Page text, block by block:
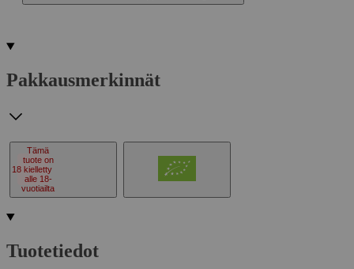
Pakkausmerkinnät
18
Tämä
tuote on
kielletty
alle 18-
vuotiailta
Tuotetiedot